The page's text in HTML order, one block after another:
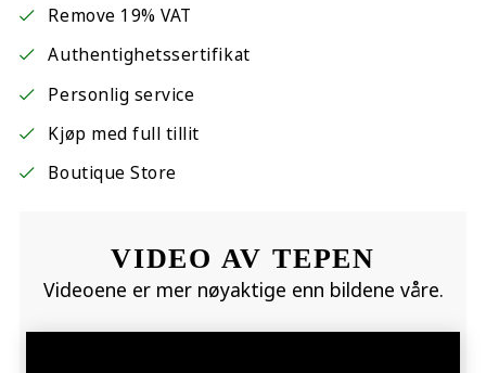
Remove 19% VAT
Authentighetssertifikat
Personlig service
Kjøp med full tillit
Boutique Store
VIDEO AV TEPEN
Videoene er mer nøyaktige enn bildene våre.